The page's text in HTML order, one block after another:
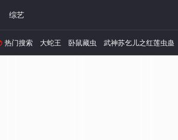
综艺
热门搜索 大蛇王 卧鼠藏虫 武神苏乞儿之红莲虫蛊